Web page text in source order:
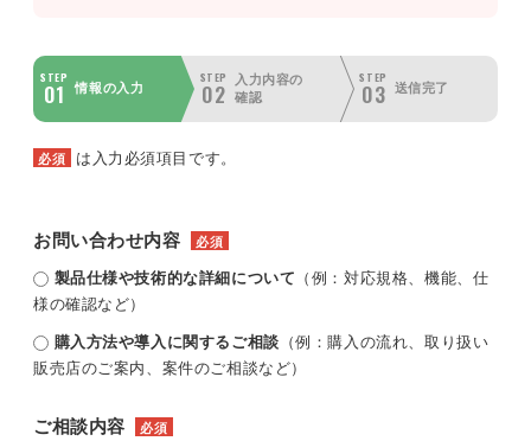
STEP
01 情報の入力
STEP
02
入力内容の
確認
STEP
03 送信完了
必須 は入力必須項目です。
お問い合わせ内容 必須
製品仕様や技術的な詳細について （例：対応規格、機能、仕
様の確認など）
購入方法や導入に関するご相談 （例：購入の流れ、取り扱い
販売店のご案内、案件のご相談など）
ご相談内容 必須